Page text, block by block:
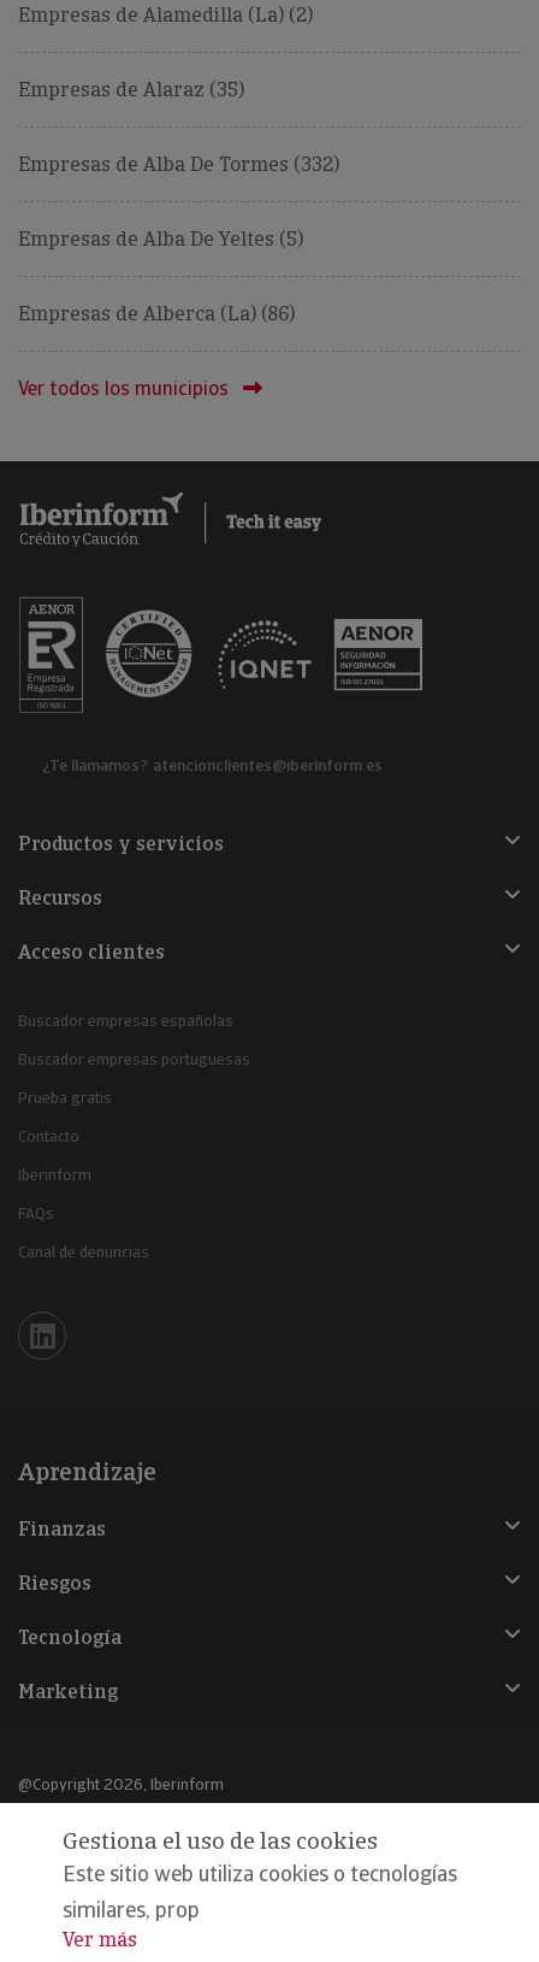
Empresas de Alamedilla (La) (2)
Empresas de Alaraz (35)
Empresas de Alba De Tormes (332)
Empresas de Alba De Yeltes (5)
Empresas de Alberca (La) (86)
Ver todos los municipios
¿Te llamamos? atencionclientes@iberinform.es
Productos y servicios
Recursos
Acceso clientes
Buscador empresas españolas
Buscador empresas portuguesas
Prueba gratis
Contacto
Iberinform
FAQs
Canal de denuncias
Iberinform en Linkedin
Aprendizaje
Finanzas
Riesgos
Tecnología
Marketing
@Copyright 2026, Iberinform
Aviso legal
Política de cookies
Declaración de privacidad
Gestiona el uso de las cookies
Este sitio web utiliza cookies o tecnologías
similares, prop
...
Ver más